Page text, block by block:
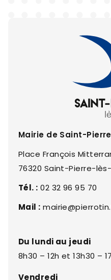
Mairie de Saint-
Place François
76320 Saint-Pierre-
Tél. : 02 32 96 95 70
Mail :
Du lundi au jeudi
8h30 – 12h et 13h30 –
Vendredi